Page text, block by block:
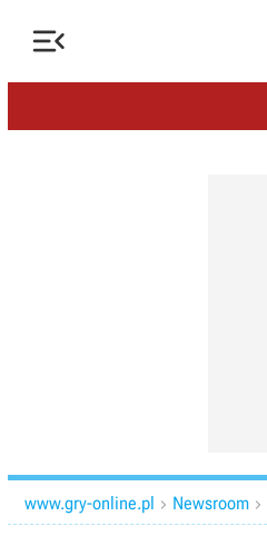

www.gry-online.pl  Newsroom 